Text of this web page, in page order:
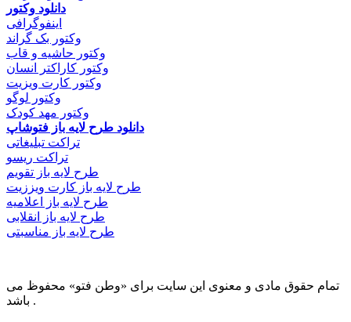
دانلود وکتور
اینفوگرافی
وکتور بک گراند
وکتور حاشیه و قاب
وکتور کاراکتر انسان
وکتور کارت ویزیت
وکتور لوگو
وکتور مهد کودک
دانلود طرح لایه باز فتوشاپ
تراکت تبلیغاتی
تراکت ریسو
طرح لایه باز تقویم
طرح لایه باز کارت ویززیت
طرح لایه باز اعلامیه
طرح لایه باز انقلابی
طرح لایه باز مناسبتی
تمام حقوق مادی و معنوی این سایت برای «وطن فتو» محفوظ می
باشد .